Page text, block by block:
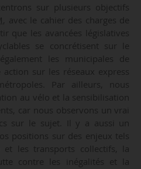
sur plusieurs objectifs
, avec le cahier des charges de
que les avancées législatives
se concrétisent sur le
les municipales de
sur les réseaux express
Par ailleurs, nous
au vélo et la sensibilisation
car nous observons un vrai
sur le sujet. Il y a aussi un
positions sur des enjeux tels
les transports collectifs, la
contre les inégalités et la